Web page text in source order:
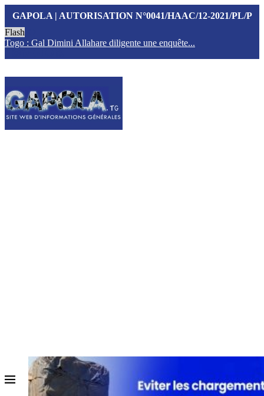
GAPOLA | AUTORISATION N°0041/HAAC/12-2021/PL/P
Flash
Togo : Gal Dimini Allahare diligente une enquête...